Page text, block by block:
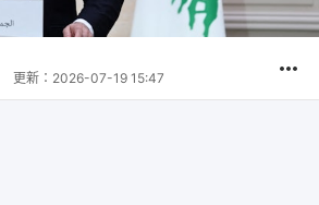
更新： 2026-07-19 15:47